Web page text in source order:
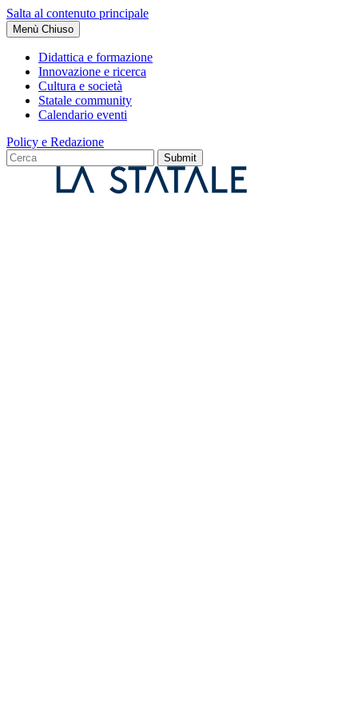
Salta al contenuto principale
Menù Chiuso
Didattica e formazione
Innovazione e ricerca
Cultura e società
Statale community
Calendario eventi
Policy e Redazione